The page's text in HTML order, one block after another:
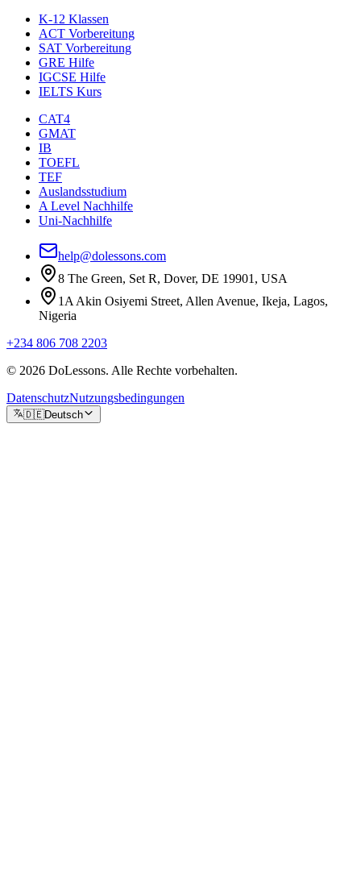
K-12 Klassen
ACT Vorbereitung
SAT Vorbereitung
GRE Hilfe
IGCSE Hilfe
IELTS Kurs
CAT4
GMAT
IB
TOEFL
TEF
Auslandsstudium
A Level Nachhilfe
Uni-Nachhilfe
help@dolessons.com
8 The Green, Set R, Dover, DE 19901, USA
1A Akin Osiyemi Street, Allen Avenue, Ikeja, Lagos,
Nigeria
+234 806 708 2203
© 2026 DoLessons. Alle Rechte vorbehalten.
DatenschutzNutzungsbedingungen
🇩🇪Deutsch